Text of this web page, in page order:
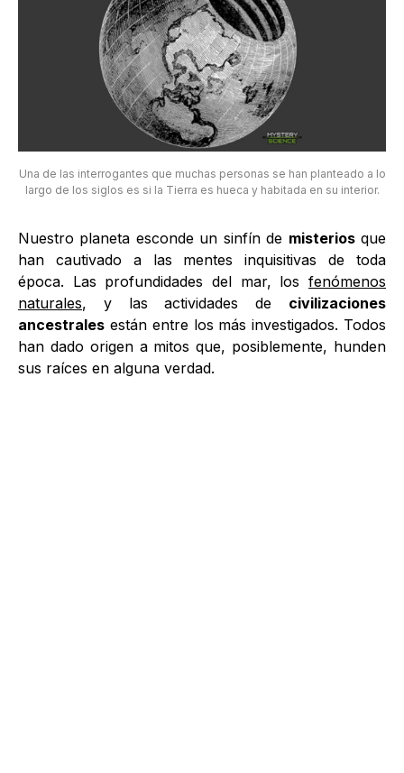
Una de las interrogantes que muchas personas se han planteado a lo
largo de los siglos es si la Tierra es hueca y habitada en su interior.
Nuestro planeta esconde un sinfín de misteriosque
han cautivado a las mentes inquisitivas de toda
época. Las profundidades del mar, los fenómenos
naturales, y las actividades de civilizaciones
ancestrales están entre los más investigados. Todos
han dado origen a mitos que, posiblemente, hunden
sus raíces en alguna verdad.